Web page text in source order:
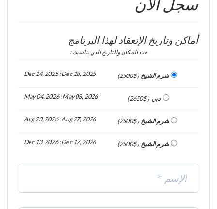
سجل الأن
أماكن وتاريخ الإنعقاد لهذا البرنامج
حدد المكان والتاريخ الذي يناسبك :
شرم الشيخ ( 2500$)
Dec 14, 2025 : Dec 18, 2025
دبي ( 2650$)
May 04, 2026 : May 08, 2026
شرم الشيخ ( 2500$)
Aug 23, 2026 : Aug 27, 2026
شرم الشيخ ( 2500$)
Dec 13, 2026 : Dec 17, 2026